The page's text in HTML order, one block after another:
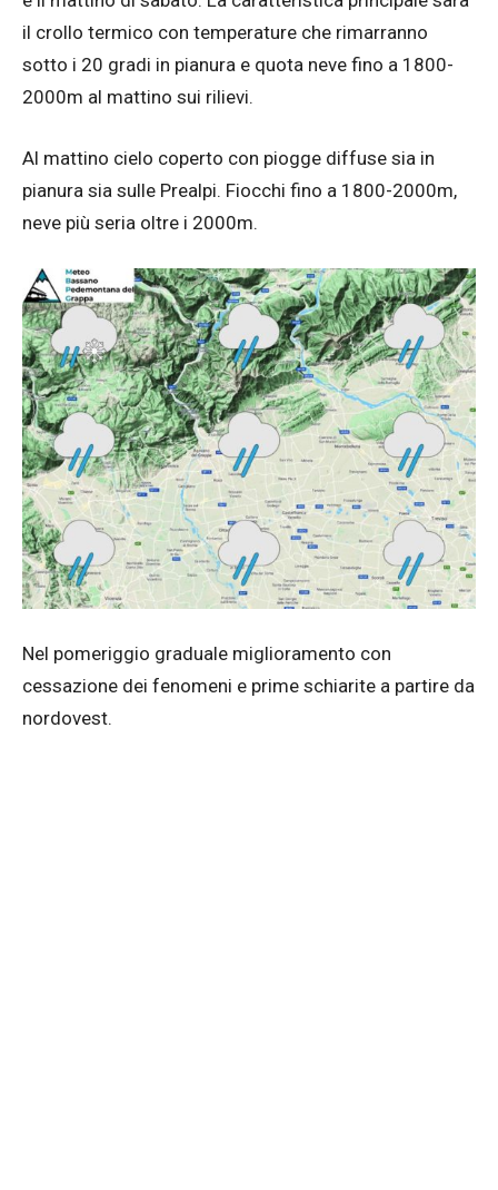
il crollo termico con temperature che rimarranno
sotto i 20 gradi in pianura e quota neve fino a 1800-
2000m al mattino sui rilievi.
Al mattino cielo coperto con piogge diffuse sia in
pianura sia sulle Prealpi. Fiocchi fino a 1800-2000m,
neve più seria oltre i 2000m.
Nel pomeriggio graduale miglioramento con
cessazione dei fenomeni e prime schiarite a partire da
nordovest.